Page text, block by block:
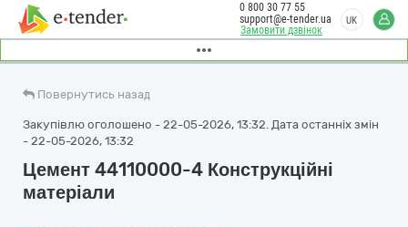
Замовити дзвінок
0 800 30 77 55
support@e-tender.ua
UK
Повернутись назад
Закупівлю оголошено - 22-05-2026, 13:32. Дата останніх змін
- 22-05-2026, 13:32
Цемент 44110000-4 Конструкційні
матеріали